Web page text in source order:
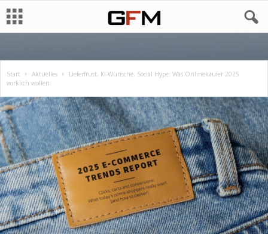
Start Aktuelles
Lieferfrust, KI-Wünsche, Social Hype: Was Onlinekäufer 2025
wirklich wollen